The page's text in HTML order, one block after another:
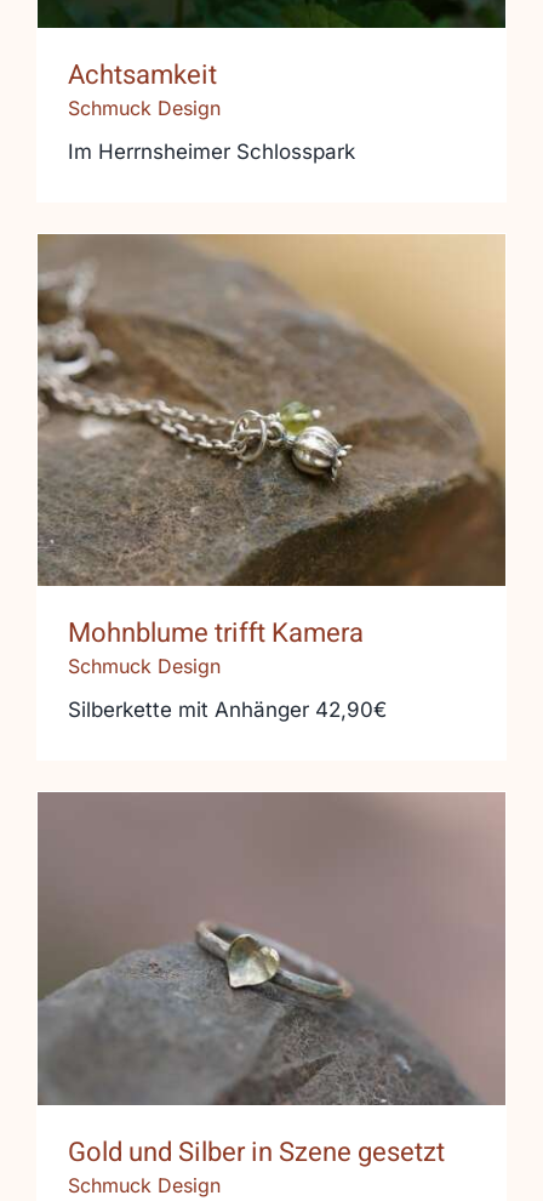
Achtsamkeit
Schmuck Design
Im Herrnsheimer Schlosspark
Mohnblume trifft Kamera
Mohnblume trifft Kamera
Schmuck Design
Silberkette mit Anhänger 42,90€
Gold und Silber in Szene gesetzt
Gold und Silber in Szene gesetzt
Schmuck Design